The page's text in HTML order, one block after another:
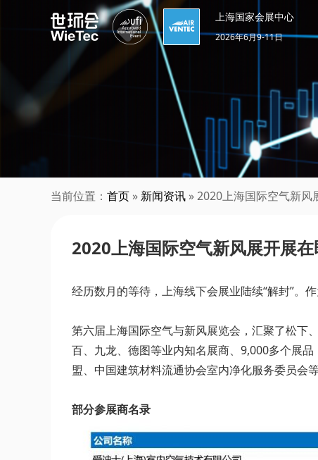
上海国家会展中心
2026年6月9-11日
当前位置： 首页 » 新闻资讯 » 2020上海国际空气新风
2020上海国际空气新风展开展在
经历数月的等待，上海线下会展业陆续“解封”
第六届上海国际空气与新风展览会，汇聚了松下
百、九龙、德图等业内知名展商、9,000多个展
盟、中国建筑材料流通协会室内净化服务委员会
部分参展商名录